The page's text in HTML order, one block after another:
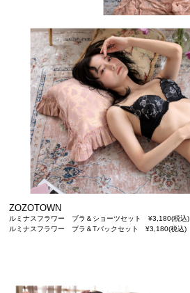
ZOZOTOWN
ルミナスフラワー ブラ＆ショーツセット ¥3,180(税込)
ルミナスフラワー ブラ＆Tバックセット ¥3,180(税込)